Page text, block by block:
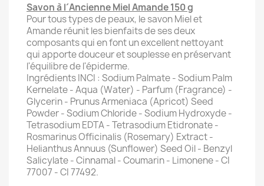
Savon à l´Ancienne Miel Amande 150 g
Pour tous types de peaux, le savon Miel et
Amande réunit les bienfaits de ses deux
composants qui en font un excellent nettoyant
qui apporte douceur et souplesse en préservant
l'équilibre de l'épiderme.
Ingrédients INCI : Sodium Palmate - Sodium Palm
Kernelate - Aqua (Water) - Parfum (Fragrance) -
Glycerin - Prunus Armeniaca (Apricot) Seed
Powder - Sodium Chloride - Sodium Hydroxyde -
Tetrasodium EDTA - Tetrasodium Etidronate -
Rosmarinus Officinalis (Rosemary) Extract -
Helianthus Annuus (Sunflower) Seed Oil - Benzyl
Salicylate - Cinnamal - Coumarin - Limonene - CI
77007 - CI 77492.